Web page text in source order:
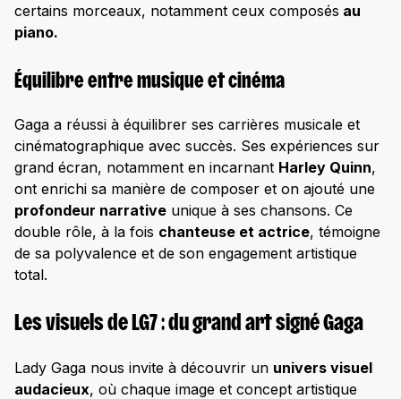
certains morceaux, notamment ceux composés au
piano.
Équilibre entre musique et cinéma
Gaga a réussi à équilibrer ses carrières musicale et
cinématographique avec succès. Ses expériences sur
grand écran, notamment en incarnant Harley Quinn,
ont enrichi sa manière de composer et on ajouté une
profondeur narrative unique à ses chansons. Ce
double rôle, à la fois chanteuse et actrice, témoigne
de sa polyvalence et de son engagement artistique
total.
Les visuels de LG7 : du grand art signé Gaga
Lady Gaga nous invite à découvrir un univers visuel
audacieux, où chaque image et concept artistique